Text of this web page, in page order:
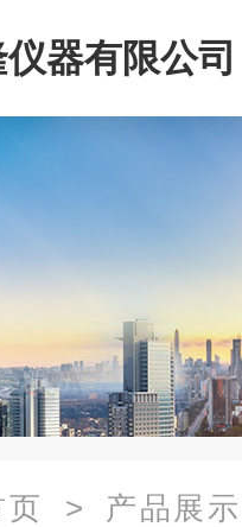
器有限公司
页 > 产品展示